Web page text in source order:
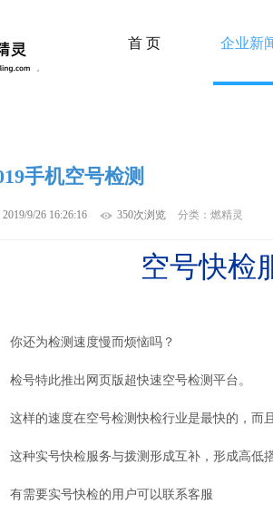
首 页 企业新
手机空号检测
2019/9/26 16:26:16 350次浏览 分类：燃精灵
空号快检
你还为检测速度慢而烦恼吗？
检号特此推出网页版超快速空号检测平台。
这样的速度在空号检测快检行业是最快的，而
这种实号快检服务与拨测形成互补，形成高低
有需要实号快检的用户可以联系客服